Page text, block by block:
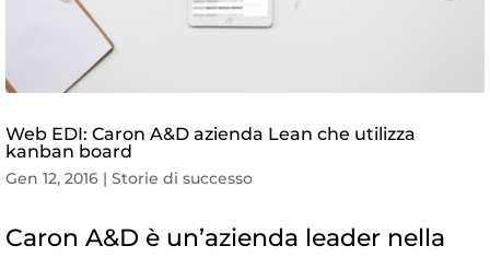
Web EDI: Caron A&D azienda Lean che utilizza
kanban board
Gen 12, 2016 | Storie di successo
Caron A&D è un’azienda leader nella